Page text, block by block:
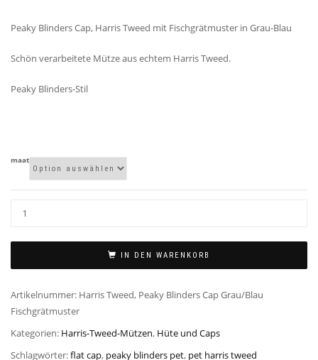
Peaky Blinders Cap, Harris Tweed mit Fischgrätmuster in Grau-Blau
Schön verarbeitete Mütze aus echtem Harris Tweed.
Peaky Blinders-Stil
maat
IN DEN WARENKORB
Artikelnummer: Harris Tweed, Peaky Blinders Cap Grau/Blau
Fischgrätmuster
Kategorien: Harris-Tweed-Mützen, Hüte und Caps
Schlagwörter:flat cap, peaky blinders pet, pet harris tweed